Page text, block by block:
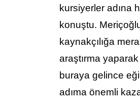
kursiyerler adına
konuştu.
kaynakçılığa
araştırma
buraya gelince
adıma önemli